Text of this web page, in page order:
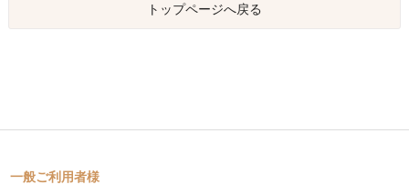
トップページへ戻る
一般ご利用者様